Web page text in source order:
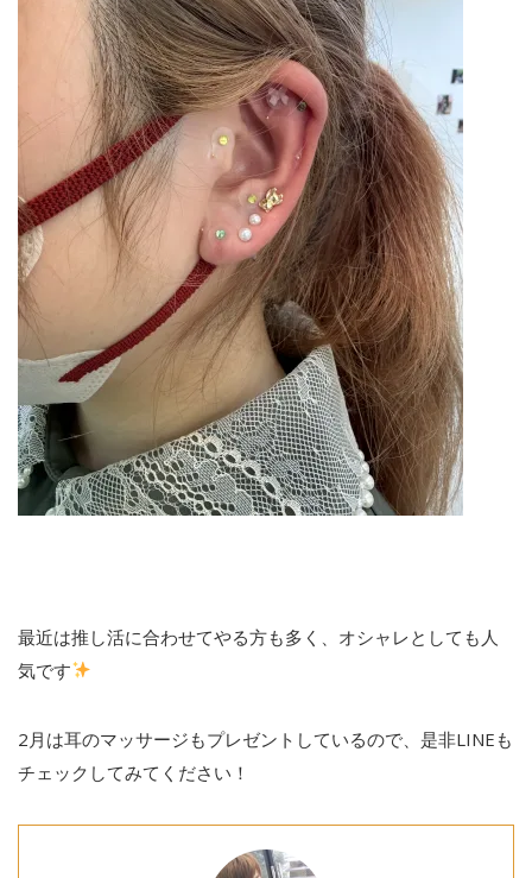
最近は推し活に合わせてやる方も多く、オシャレとしても人
気です
2月は耳のマッサージもプレゼントしているので、是非LINEも
チェックしてみてください！